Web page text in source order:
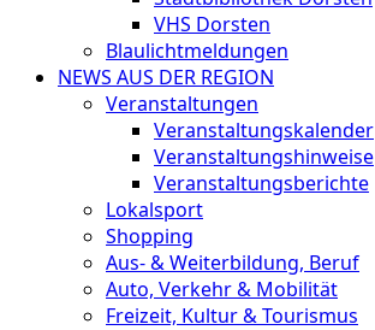
VHS Dorsten
Blaulichtmeldungen
NEWS AUS DER REGION
Veranstaltungen
Veranstaltungskalender
Veranstaltungshinweise
Veranstaltungsberichte
Lokalsport
Shopping
Aus- & Weiterbildung, Beruf
Auto, Verkehr & Mobilität
Freizeit, Kultur & Tourismus